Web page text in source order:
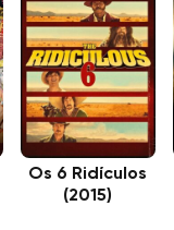
Os 6 Ridículos
(2015)